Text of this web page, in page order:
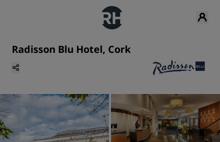
Radisson Blu Hotel, Cork